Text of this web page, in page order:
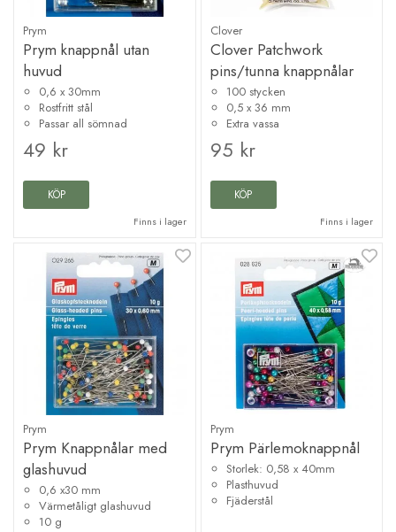
Prym
Prym knappnål utan
huvud
0,6 x 30mm
Rostfritt stål
Passar all sömnad
49 kr
KÖP
Finns i lager
Clover
Clover Patchwork
pins/tunna knappnålar
100 stycken
0,5 x 36 mm
Extra vassa
95 kr
KÖP
Finns i lager
Prym
Prym Knappnålar med
glashuvud
0,6 x30 mm
Värmetåligt glashuvud
10 g
Prym
Prym Pärlemoknappnål
Storlek: 0,58 x 40mm
Plasthuvud
Fjäderstål